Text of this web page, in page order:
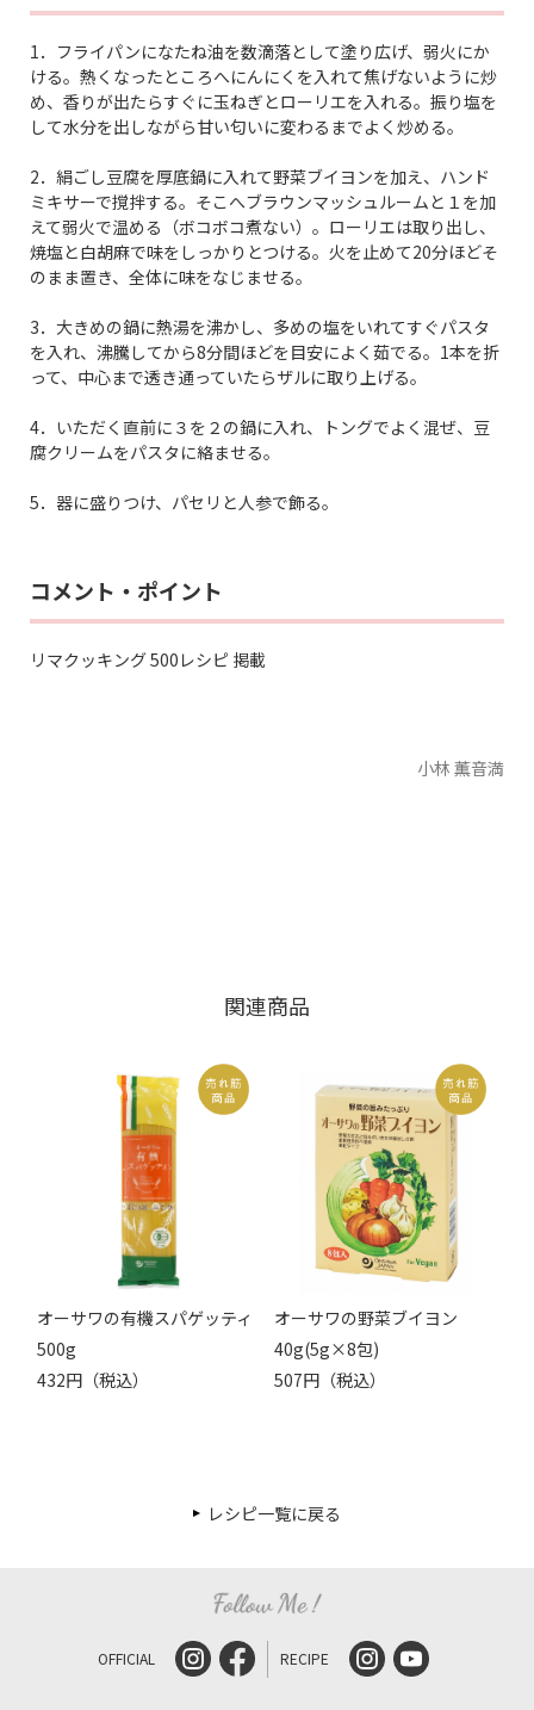
1．フライパンになたね油を数滴落として塗り広げ、弱火にか
ける。熱くなったところへにんにくを入れて焦げないように炒
め、香りが出たらすぐに玉ねぎとローリエを入れる。振り塩を
して水分を出しながら甘い匂いに変わるまでよく炒める。
2．絹ごし豆腐を厚底鍋に入れて野菜ブイヨンを加え、ハンド
ミキサーで撹拌する。そこへブラウンマッシュルームと１を加
えて弱火で温める（ボコボコ煮ない）。ローリエは取り出し、
焼塩と白胡麻で味をしっかりとつける。火を止めて20分ほどそ
のまま置き、全体に味をなじませる。
3．大きめの鍋に熱湯を沸かし、多めの塩をいれてすぐパスタ
を入れ、沸騰してから8分間ほどを目安によく茹でる。1本を折
って、中心まで透き通っていたらザルに取り上げる。
4．いただく直前に３を２の鍋に入れ、トングでよく混ぜ、豆
腐クリームをパスタに絡ませる。
5．器に盛りつけ、パセリと人参で飾る。
コメント・ポイント
リマクッキング 500レシピ 掲載
小林 薫音満
関連商品
オーサワの有機スパゲッティ
500g
432円（税込）
オーサワの野菜ブイヨン
40g(5g×8包)
507円（税込）
レシピ一覧に戻る
OFFICIAL RECIPE